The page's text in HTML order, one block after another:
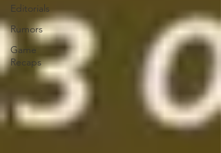
Editorials
Rumors
Game
Recaps